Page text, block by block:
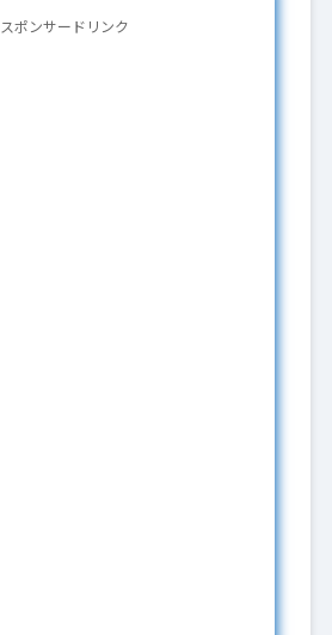
スポンサードリンク